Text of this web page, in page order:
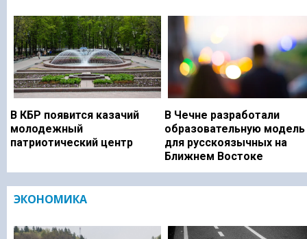
В КБР появится казачий
молодежный
патриотический центр
В Чечне разработали
образовательную модель
для русскоязычных на
Ближнем Востоке
ЭКОНОМИКА